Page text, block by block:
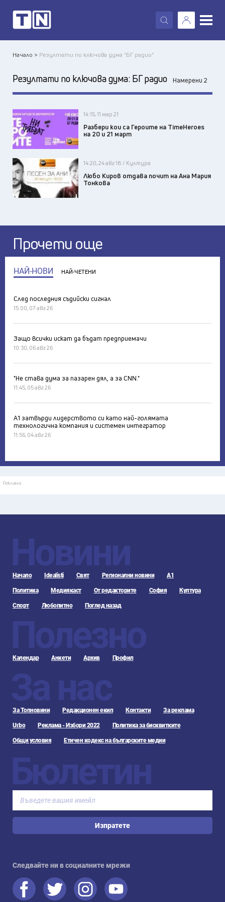
X
Начало > Резултати по ключова дума "БГ радио"
Резултати по ключова дума: БГ радио Намерени 2
14:15, 11 мар 21
Разбери кои са Героите на TimeHeroes
на 20 и 21 март
14:20, 24 авг 18 / Култура
Любо Киров отдава почит на Ана Мария
Тонкова
Прочети още
НАЙ-НОВИ НАЙ-ЧЕТЕНИ
След последния съдийски сигнал
15:00, 07 авг 26
Защо всички искат да бъдат предприемачи
10:30, 06 авг 26
"Не става дума за пазарен дял, а за CNN."
11:45, 05 авг 26
А1 затвърди лидерството си като най-голямата
технологична компания и системен интегратор
11:56, 04 авг 26
Реклама
Новини
Начало Idealisti Свят Регионални новини А1
Политика Медиякаст От редакторите София Култура
Спорт Любопитно Поглед назад
Полезно
Календар Анкети Архив Профил
За нас
За Топновини Редакционен екип Контакти За реклама
Urbo Реклама - Избори 2022 Политика за бисквитките
Общи условия Етичен кодекс на българските медии
Бюлетин
Изпратете
Следвайте ни в социалните мрежи